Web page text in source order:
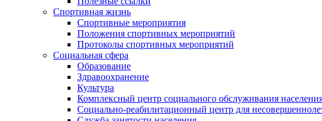
Спортивная жизнь
Спортивные мероприятия
Положения спортивных мероприятий
Протоколы спортивных мероприятий
Социальная сфера
Образование
Здравоохранение
Культура
Комплексный центр социального обслуживания
Социально-реабилитационный центр для